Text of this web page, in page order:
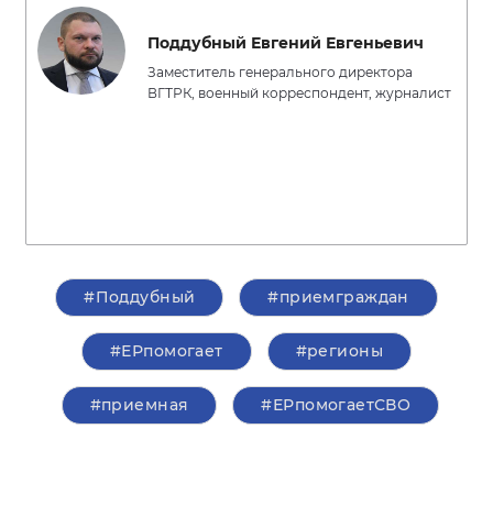
Поддубный Евгений Евгеньевич
Заместитель генерального директора
ВГТРК, военный корреспондент, журналист
#Поддубный #приемграждан
#ЕРпомогает #регионы
#приемная #ЕРпомогаетСВО